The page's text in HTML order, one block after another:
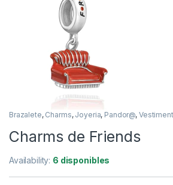
Brazalete, Charms, Joyeria, Pandor@,
Charms de Friends
Availability: 6 disponibles